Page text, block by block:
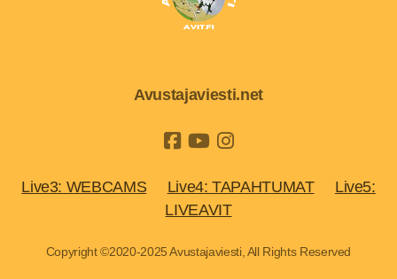
Avustajaviesti.net
Live3: WEBCAMS Live4: TAPAHTUMAT
Live5:
LIVEAVIT
Copyright ©2020-2025 Avustajaviesti, All Rights Reserved